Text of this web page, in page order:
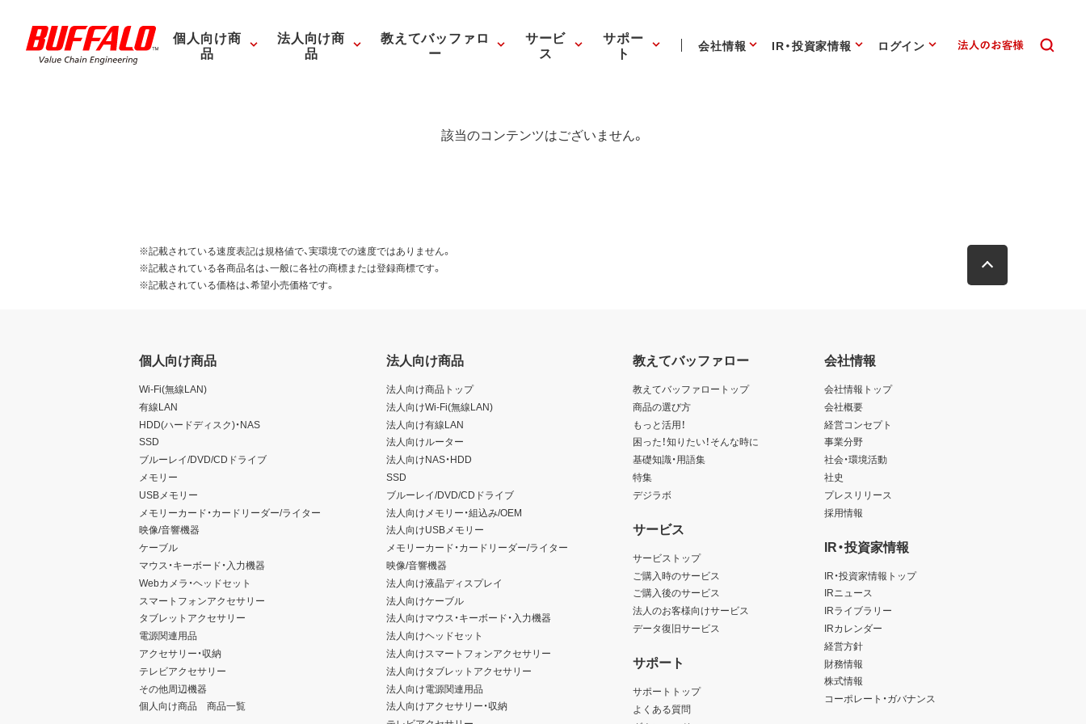
個人向け商
品
法人向け商
品
教えてバッファロ
ー
サービ
ス
サポー
ト 会社情報 IR・投資家情報 ログイン
該当のコンテンツはございません。
※記載されている速度表記は規格値で、実環境での速度ではありません。
※記載されている各商品名は、一般に各社の商標または登録商標です。
※記載されている価格は、希望小売価格です。
個人向け商品
Wi-Fi(無線LAN)
有線LAN
HDD(ハードディスク)・NAS
SSD
ブルーレイ/DVD/CDドライブ
メモリー
USBメモリー
メモリーカード・カードリーダー/ライター
映像/音響機器
ケーブル
マウス・キーボード・入力機器
Webカメラ・ヘッドセット
スマートフォンアクセサリー
タブレットアクセサリー
電源関連用品
アクセサリー・収納
テレビアクセサリー
その他周辺機器
個人向け商品 商品一覧
法人向け商品
法人向け商品トップ
法人向けWi-Fi(無線LAN)
法人向け有線LAN
法人向けルーター
法人向けNAS・HDD
SSD
ブルーレイ/DVD/CDドライブ
法人向けメモリー・組込み/OEM
法人向けUSBメモリー
メモリーカード・カードリーダー/ライター
映像/音響機器
法人向け液晶ディスプレイ
法人向けケーブル
法人向けマウス・キーボード・入力機器
法人向けヘッドセット
法人向けスマートフォンアクセサリー
法人向けタブレットアクセサリー
法人向け電源関連用品
法人向けアクセサリー・収納
教えてバッファロー
教えてバッファロートップ
商品の選び方
もっと活用！
困った！知りたい！そんな時に
基礎知識・用語集
特集
デジラボ
サービス
サービストップ
ご購入時のサービス
ご購入後のサービス
法人のお客様向けサービス
データ復旧サービス
サポート
サポートトップ
よくある質問
会社情報
会社情報トップ
会社概要
経営コンセプト
事業分野
社会・環境活動
社史
プレスリリース
採用情報
IR・投資家情報
IR・投資家情報トップ
IRニュース
IRライブラリー
IRカレンダー
経営方針
財務情報
株式情報
コーポレート・ガバナンス